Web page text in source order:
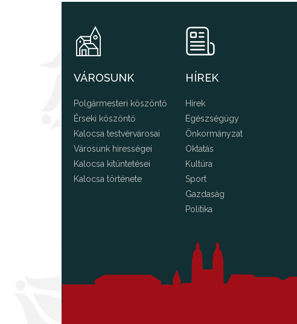
VÁROSUNK
Polgármesteri köszöntő
Érseki köszöntő
Kalocsa testvérvárosai
Városunk hírességei
Kalocsa kitüntetései
Kalocsa története
HÍREK
Hírek
Egészségügy
Önkormányzat
Oktatás
Kultúra
Sport
Gazdaság
Politika